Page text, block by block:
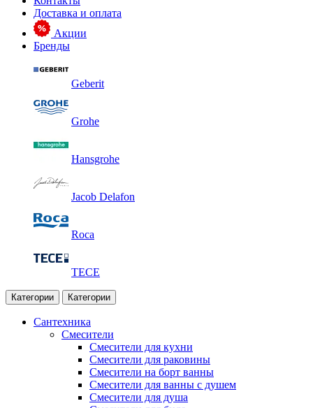
Доставка и оплата
Акции
Бренды
Geberit
Grohe
Hansgrohe
Jacob Delafon
Roca
TECE
Категории Категории
Сантехника
Смесители
Смесители для кухни
Смесители для раковины
Смесители на борт ванны
Смесители для ванны с душем
Смесители для душа